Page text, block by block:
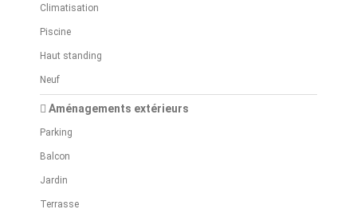
Climatisation
Piscine
Haut standing
Neuf
Aménagements extérieurs
Parking
Balcon
Jardin
Terrasse